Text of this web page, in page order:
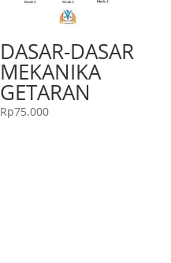
DASAR-DASAR
MEKANIKA
GETARAN
Rp75.000